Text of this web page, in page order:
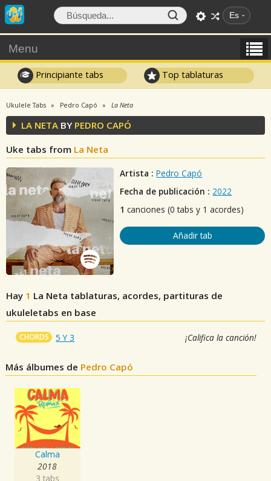
Es
Menu
Principiante tabs Top tablaturas
Ukulele Tabs Pedro Capó La Neta
LA NETA BY PEDRO CAPÓ
Uke tabs from La Neta
Artista : Pedro Capó
Fecha de publicación : 2022
1 canciones (0 tabs y 1 acordes)
Añadir tab
Hay 1 La Neta tablaturas, acordes, partituras de
ukuleletabs en base
CHORDS 5 Y 3 ¡Califica la canción!
Más álbumes de Pedro Capó
Calma
2018
3 tabs